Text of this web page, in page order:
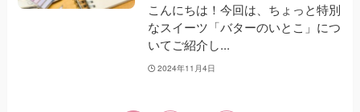
こんにちは！今回は、ちょっと特別
なスイーツ「バターのいとこ」につ
いてご紹介し...
2024年11月4日